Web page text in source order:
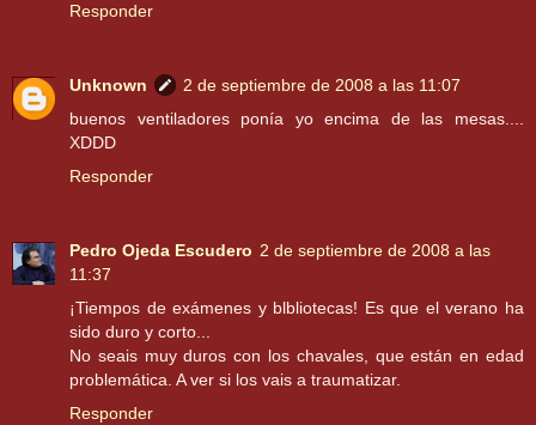
Responder
Unknown
2 de septiembre de 2008 a las 11:07
buenos ventiladores ponía yo encima de las mesas....
XDDD
Responder
Pedro Ojeda Escudero 2 de septiembre de 2008 a las
11:37
¡Tiempos de exámenes y blbliotecas! Es que el verano ha
sido duro y corto...
No seais muy duros con los chavales, que están en edad
problemática. A ver si los vais a traumatizar.
Responder